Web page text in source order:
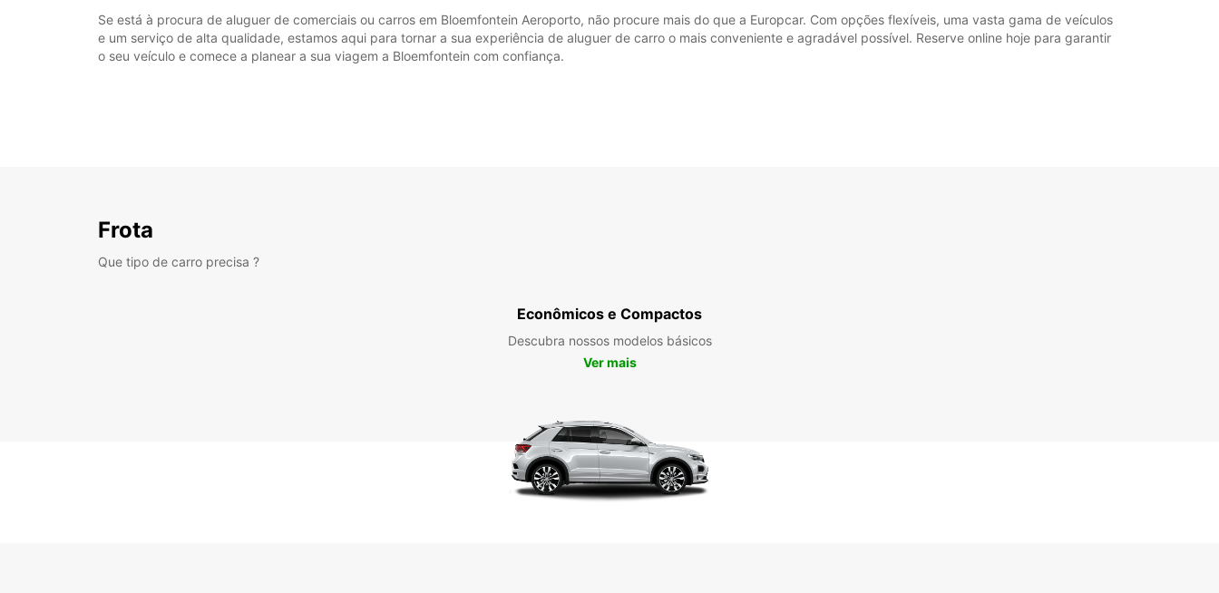
Se está à procura de aluguer de comerciais ou carros em Bloemfontein Aeroporto, não procure mais do que a Europcar. Com opções flexíveis, uma vasta gama de veículos
e um serviço de alta qualidade, estamos aqui para tornar a sua experiência de aluguer de carro o mais conveniente e agradável possível. Reserve online hoje para garantir
o seu veículo e comece a planear a sua viagem a Bloemfontein com confiança.
Frota
Que tipo de carro precisa ?
Econômicos e Compactos
Descubra nossos modelos básicos
Ver mais